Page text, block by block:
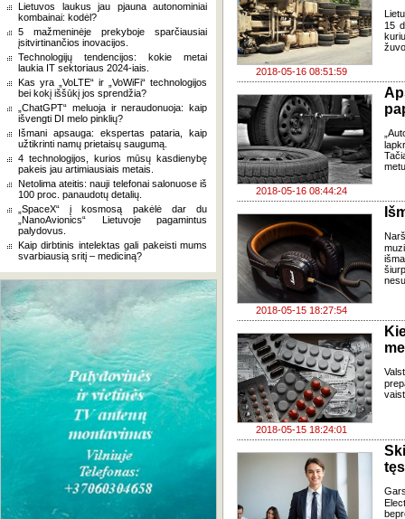
Lietuvos laukus jau pjauna autonominiai
kombainai: kodėl?
5 mažmeninėje prekyboje sparčiausiai
įsitvirtinančios inovacijos.
Technologijų tendencijos: kokie metai
laukia IT sektoriaus 2024-iais.
Kas yra „VoLTE“ ir „VoWiFi“ technologijos
bei kokį iššūkį jos sprendžia?
„ChatGPT“ meluoja ir neraudonuoja: kaip
išvengti DI melo pinklių?
Išmani apsauga: ekspertas pataria, kaip
užtikrinti namų prietaisų saugumą.
4 technologijos, kurios mūsų kasdienybę
pakeis jau artimiausiais metais.
Netolima ateitis: nauji telefonai salonuose iš
100 proc. panaudotų detalių.
„SpaceX“ į kosmosą pakėlė dar du
„NanoAvionics“ Lietuvoje pagamintus
palydovus.
Kaip dirbtinis intelektas gali pakeisti mums
svarbiausią sritį – mediciną?
2018-05-16 08:51:59
15
2018-05-16 08:44:24
2018-05-15 18:27:54
2018-05-15 18:24:01